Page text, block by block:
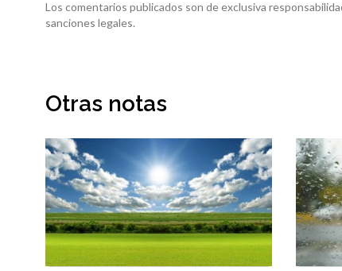
Los comentarios publicados son de exclusiva
sanciones legales.
Otras notas